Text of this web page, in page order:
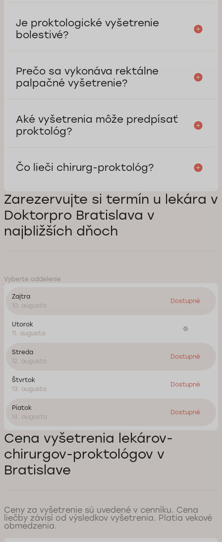
Je proktologické vyšetrenie
bolestivé?
Prečo sa vykonáva rektálne
palpačné vyšetrenie?
Aké vyšetrenia môže predpísať
proktológ?
Čo lieči chirurg-proktológ?
Zarezervujte si termín u lekára v
Doktorpro Bratislava v
najbližších dňoch
Vyberte oddelenie
Zajtra
10. augusta
Dostupné
Utorok
11. augusta
Streda
12. augusta
Dostupné
Štvrtok
13. augusta
Dostupné
Piatok
14. augusta
Dostupné
Cena vyšetrenia lekárov-
chirurgov-proktológov v
Bratislave
Ceny za vyšetrenie sú uvedené v cenníku. Cena
liečby závisí od výsledkov vyšetrenia. Platia vekové
obmedzenia.